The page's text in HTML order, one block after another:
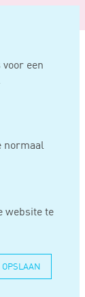
een
normaal
website te